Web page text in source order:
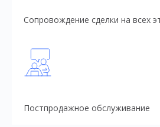
Сопровождение сделки на всех
Постпродажное обслуживание